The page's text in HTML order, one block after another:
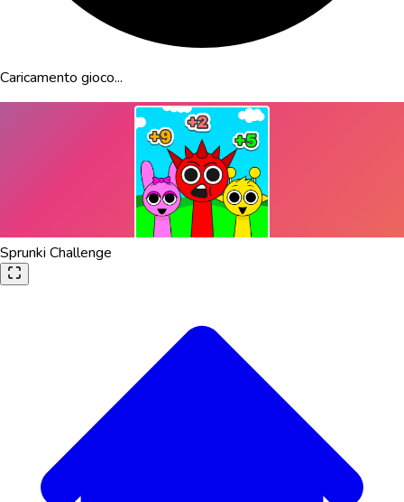
Caricamento gioco...
Sprunki Challenge